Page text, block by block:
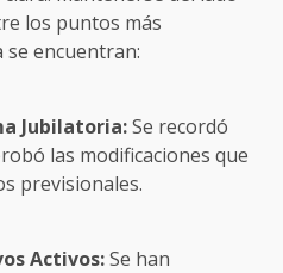
los puntos más
se encuentran:
Jubilatoria:Se recordó
las modificaciones que
previsionales.
Activos:Se han